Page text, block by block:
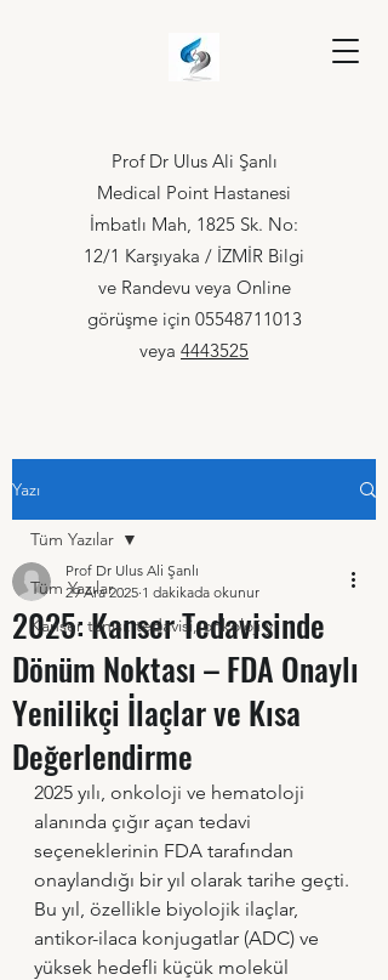
Prof Dr Ulus Ali Şanlı
Medical Point Hastanesi
İmbatlı Mah, 1825 Sk. No:
12/1 Karşıyaka / İZMİR Bilgi
ve Randevu veya Online
görüşme için 05548711013
veya 4443525
Yazı
Tüm Yazılar
Kanser tanısı, tedavisi, onkoloji y
Tüm Yazılar
2025: Kanser Tedavisinde
Dönüm Noktası – FDA Onaylı
Yenilikçi İlaçlar ve Kısa
Değerlendirme
Prof Dr Ulus Ali Şanlı
29 Ara 2025 1 dakikada okunur
2025 yılı, onkoloji ve hematoloji
alanında çığır açan tedavi
seçeneklerinin FDA tarafından
onaylandığı bir yıl olarak tarihe geçti.
Bu yıl, özellikle biyolojik ilaçlar,
antikor-ilaca konjugatlar (ADC) ve
yüksek hedefli küçük molekül